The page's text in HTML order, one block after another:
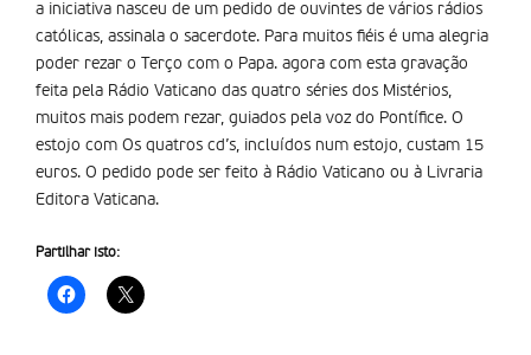
a iniciativa nasceu de um pedido de ouvintes de vários rádios
católicas, assinala o sacerdote. Para muitos fiéis é uma alegria
poder rezar o Terço com o Papa. agora com esta gravação
feita pela Rádio Vaticano das quatro séries dos Mistérios,
muitos mais podem rezar, guiados pela voz do Pontífice. O
estojo com Os quatros cd’s, incluídos num estojo, custam 15
euros. O pedido pode ser feito à Rádio Vaticano ou à Livraria
Editora Vaticana.
Partilhar isto: